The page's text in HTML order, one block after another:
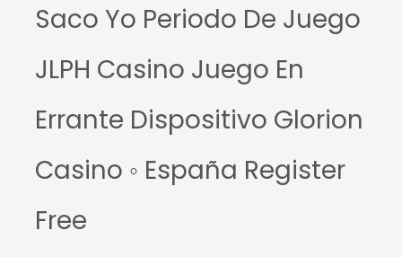
Saco Yo Periodo De Juego
JLPH Casino Juego En
Errante Dispositivo Glorion
Casino ◦ España Register
Free